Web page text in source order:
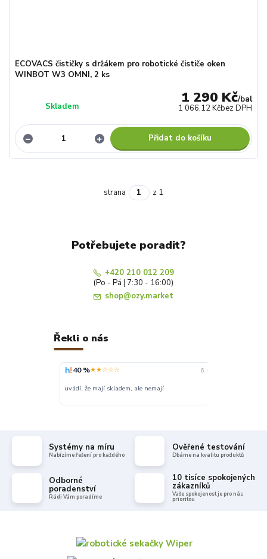
ECOVACS čističky s držákem pro robotické čističe oken
WINBOT W3 OMNI, 2 ks
1 290 Kč/bal
1 066,12 Kčbez DPH
Skladem
Přidat do košíku
strana z 1
Potřebujete poradit?
+420 210 012 209
(Po - Pá | 7:30 - 16:00)
shop@ozy.market
Řekli o nás
40 %★★☆☆☆ 6. srpna
uvádí, že mají skladem, ale nemají
Systémy na míru
Nabízíme řešení pro každého
Ověřené testování
Dbáme na kvalitu produktů
Odborné
poradenství
Rádi Vám poradíme
10 tisíce spokojených
zákazníků
Vaše spokojenost je pro nás
prioritou